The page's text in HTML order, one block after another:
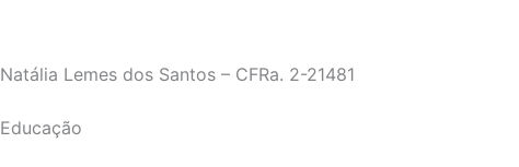
Natália Lemes dos Santos – CFRa. 2-21481
Educação